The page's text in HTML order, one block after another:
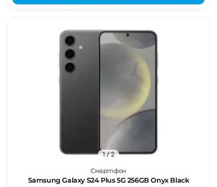
Смартфон
Samsung Galaxy S24 Plus 5G 256GB Onyx Black
1/ 2